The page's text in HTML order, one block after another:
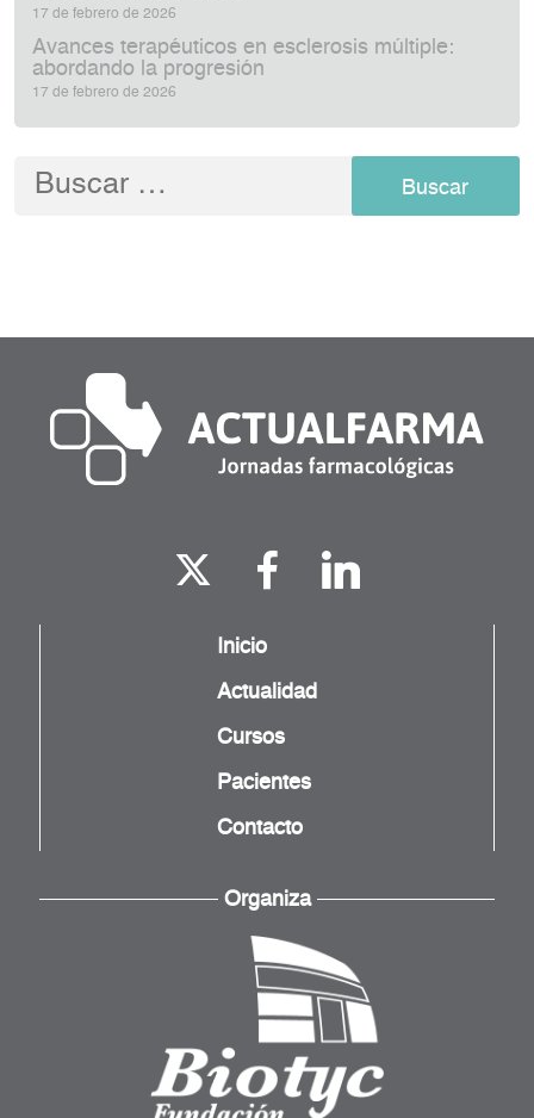
17 de febrero de 2026
Avances terapéuticos en esclerosis múltiple:
abordando la progresión
17 de febrero de 2026
Buscar:
Inicio
Actualidad
Cursos
Pacientes
Contacto
Organiza